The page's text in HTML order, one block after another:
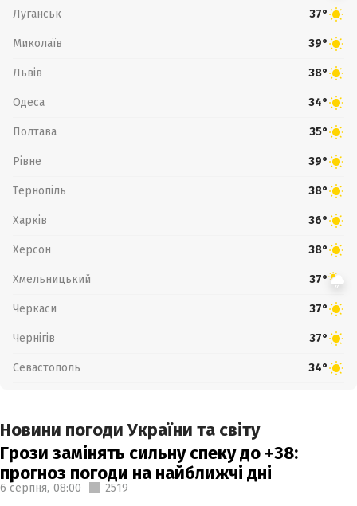
Луганськ 37°
Миколаїв 39°
Львів 38°
Одеса 34°
Полтава 35°
Рівне 39°
Тернопіль 38°
Харків 36°
Херсон 38°
Хмельницький 37°
Черкаси 37°
Чернігів 37°
Севастополь 34°
Новини погоди України та світу
Грози замінять сильну спеку до +38:
прогноз погоди на найближчі дні
6 серпня, 08:00 2519